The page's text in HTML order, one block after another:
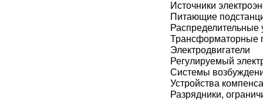
Источники
Питающие
Распределительные
Трансформаторные
Электродвигатели
Регулируемый
Системы
Устройства
Разрядники,